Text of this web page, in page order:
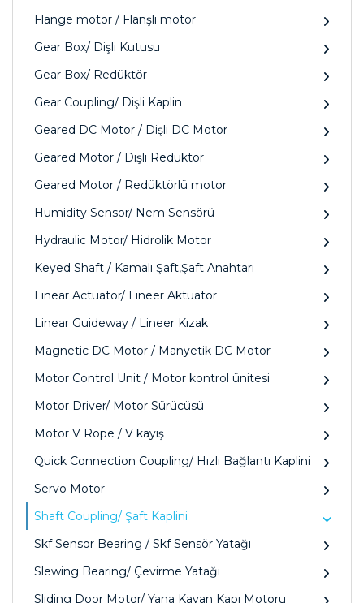
Flange motor / Flanşlı motor
Gear Box/ Dişli Kutusu
Gear Box/ Redüktör
Gear Coupling/ Dişli Kaplin
Geared DC Motor / Dişli DC Motor
Geared Motor / Dişli Redüktör
Geared Motor / Redüktörlü motor
Humidity Sensor/ Nem Sensörü
Hydraulic Motor/ Hidrolik Motor
Keyed Shaft / Kamalı Şaft,Şaft Anahtarı
Linear Actuator/ Lineer Aktüatör
Linear Guideway / Lineer Kızak
Magnetic DC Motor / Manyetik DC Motor
Motor Control Unit / Motor kontrol ünitesi
Motor Driver/ Motor Sürücüsü
Motor V Rope / V kayış
Quick Connection Coupling/ Hızlı Bağlantı Kaplini
Servo Motor
Shaft Coupling/ Şaft Kaplini
Skf Sensor Bearing / Skf Sensör Yatağı
Slewing Bearing/ Çevirme Yatağı
Sliding Door Motor/ Yana Kayan Kapı Motoru